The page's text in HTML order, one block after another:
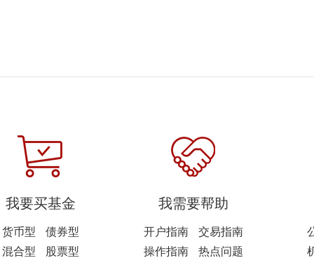
我要买基金
货币型
债券型
混合型
股票型
我需要帮助
开户指南
交易指南
操作指南
热点问题